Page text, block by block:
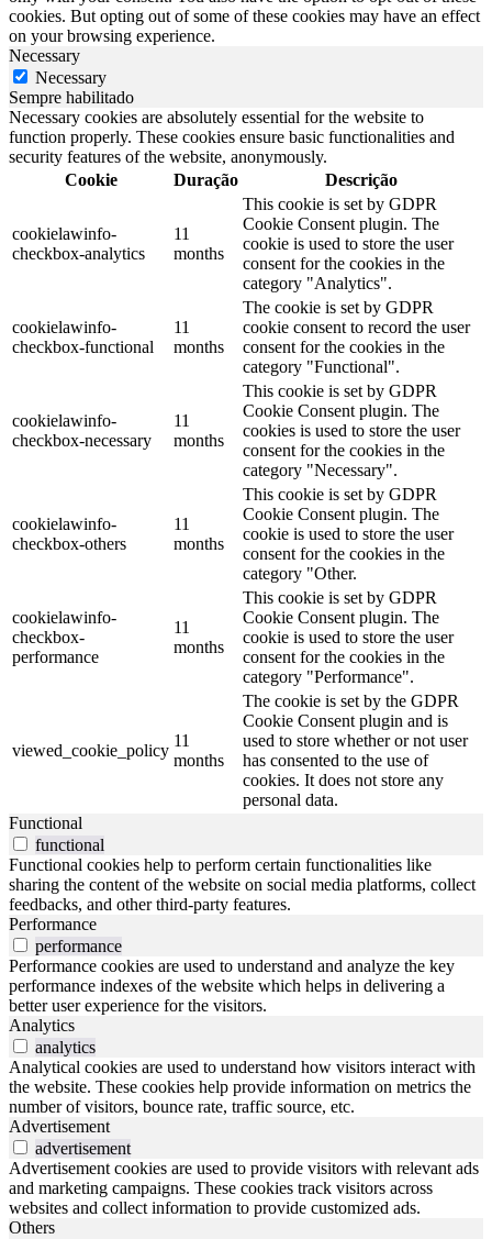
cookies. But opting out of some of these cookies may have an effect
on your browsing experience.
Necessary
Necessary
Sempre habilitado
Necessary cookies are absolutely essential for the website to
function properly. These cookies ensure basic functionalities and
security features of the website, anonymously.
Cookie
Duração Descrição
cookielawinfo-
checkbox-analytics
11
months
This cookie is set by GDPR
Cookie Consent plugin. The
cookie is used to store the user
consent for the cookies in the
category "Analytics".
cookielawinfo-
checkbox-functional
11
months
The cookie is set by GDPR
cookie consent to record the user
consent for the cookies in the
category "Functional".
cookielawinfo-
checkbox-necessary
11
months
This cookie is set by GDPR
Cookie Consent plugin. The
cookies is used to store the user
consent for the cookies in the
category "Necessary".
cookielawinfo-
checkbox-others
11
months
This cookie is set by GDPR
Cookie Consent plugin. The
cookie is used to store the user
consent for the cookies in the
category "Other.
cookielawinfo-
checkbox-
performance
11
months
This cookie is set by GDPR
Cookie Consent plugin. The
cookie is used to store the user
consent for the cookies in the
category "Performance".
viewed_cookie_policy
11
months
The cookie is set by the GDPR
Cookie Consent plugin and is
used to store whether or not user
has consented to the use of
cookies. It does not store any
personal data.
Functional
functional
Functional cookies help to perform certain functionalities like
sharing the content of the website on social media platforms, collect
feedbacks, and other third-party features.
Performance
performance
Performance cookies are used to understand and analyze the key
performance indexes of the website which helps in delivering a
better user experience for the visitors.
Analytics
analytics
Analytical cookies are used to understand how visitors interact with
the website. These cookies help provide information on metrics the
number of visitors, bounce rate, traffic source, etc.
Advertisement
advertisement
Advertisement cookies are used to provide visitors with relevant ads
and marketing campaigns. These cookies track visitors across
websites and collect information to provide customized ads.
Others